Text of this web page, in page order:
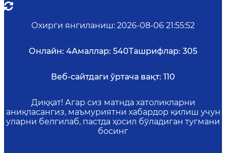
Охирги янгиланиш: 2026-08-06 21:55:52
Онлайн: 4Амаллар: 540Ташрифлар: 305
Веб-сайтдаги ўртача вақт: 110
Диққат! Агар сиз матнда хатоликларни
аниқласангиз, маъмуриятни хабардор қилиш учун
уларни белгилаб, пастда ҳосил бўладиган тугмани
босинг